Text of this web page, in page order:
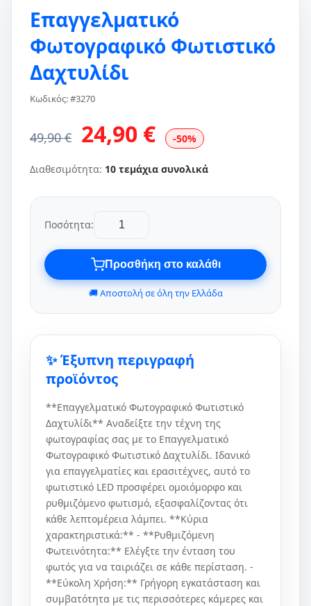
Επαγγελματικό
Φωτογραφικό Φωτιστικό
Δαχτυλίδι
Κωδικός: #3270
49,90 € 24,90 € -50%
Διαθεσιμότητα: 10 τεμάχια συνολικά
Ποσότητα:
Προσθήκη στο καλάθι
🚚 Αποστολή σε όλη την Ελλάδα
✨ Έξυπνη περιγραφή
προϊόντος
**Επαγγελματικό Φωτογραφικό Φωτιστικό
Δαχτυλίδι** Αναδείξτε την τέχνη της
φωτογραφίας σας με το Επαγγελματικό
Φωτογραφικό Φωτιστικό Δαχτυλίδι. Ιδανικό
για επαγγελματίες και ερασιτέχνες, αυτό το
φωτιστικό LED προσφέρει ομοιόμορφο και
ρυθμιζόμενο φωτισμό, εξασφαλίζοντας ότι
κάθε λεπτομέρεια λάμπει. **Κύρια
χαρακτηριστικά:** - **Ρυθμιζόμενη
Φωτεινότητα:** Ελέγξτε την ένταση του
φωτός για να ταιριάζει σε κάθε περίσταση. -
**Εύκολη Χρήση:** Γρήγορη εγκατάσταση και
συμβατότητα με τις περισσότερες κάμερες και